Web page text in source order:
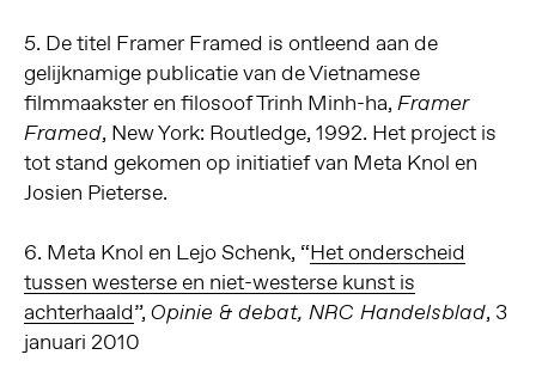
5. De titel Framer Framed is ontleend aan de
gelijknamige publicatie van de Vietnamese
filmmaakster en filosoof Trinh Minh-ha, Framer
Framed, New York: Routledge, 1992. Het project is
tot stand gekomen op initiatief van Meta Knol en
Josien Pieterse.
6. Meta Knol en Lejo Schenk, “Het onderscheid
tussen westerse en niet-westerse kunst is
achterhaald”, Opinie & debat, NRC Handelsblad, 3
januari 2010